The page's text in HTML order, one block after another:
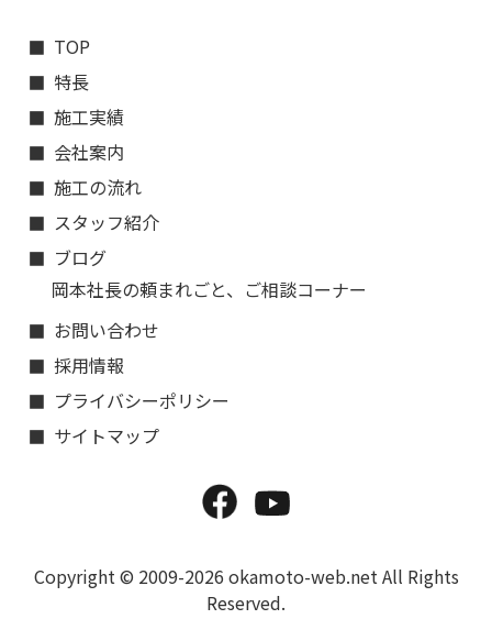
TOP
特長
施工実績
会社案内
施工の流れ
スタッフ紹介
ブログ
岡本社長の頼まれごと、ご相談コーナー
お問い合わせ
採用情報
プライバシーポリシー
サイトマップ
Copyright © 2009-2026 okamoto-web.net All Rights
Reserved.